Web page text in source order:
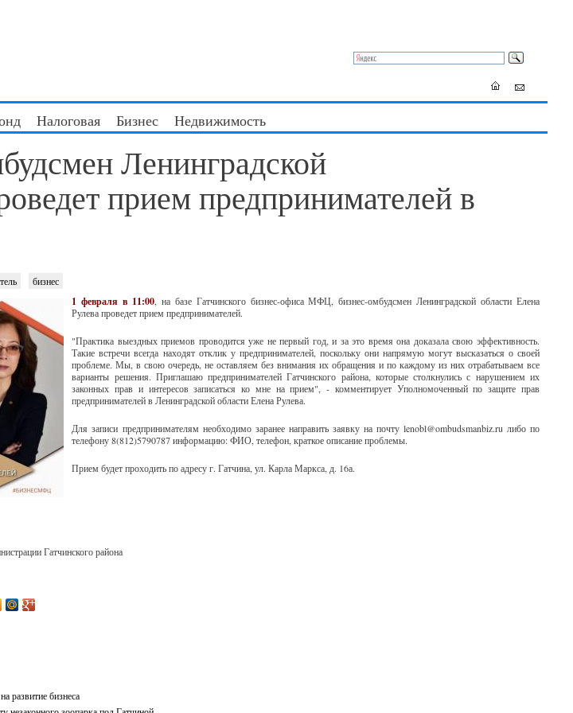
Налоговая Бизнес Недвижимость
Ленинградской
прием предпринимателей в
бизнес
1 февраля в 11:00, на базе Гатчинского бизнес-офиса МФЦ, бизнес-омбудсмен Ленинградской области Елена
Рулева проведет прием предпринимателей.
"Практика выездных приемов проводится уже не первый год, и за это время она доказала свою эффективность.
Такие встречи всегда находят отклик у предпринимателей, поскольку они напрямую могут высказаться о своей
проблеме. Мы, в свою очередь, не оставляем без внимания их обращения и по каждому из них отрабатываем все
варианты решения. Приглашаю предпринимателей Гатчинского района, которые столкнулись с нарушением их
законных прав и интересов записаться ко мне на прием", - комментирует Уполномоченный по защите прав
предпринимателей в Ленинградской области Елена Рулева.
Для записи предпринимателям необходимо заранее направить заявку на почту lenobl@ombudsmanbiz.ru либо по
телефону 8(812)5790787 информацию: ФИО, телефон, краткое описание проблемы.
Прием будет проходить по адресу г. Гатчина, ул. Карла Маркса, д. 16а.
Гатчинского района
развитие бизнеса